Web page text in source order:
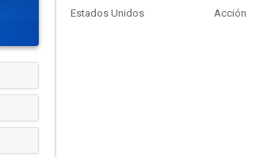
Estados Unidos Acción